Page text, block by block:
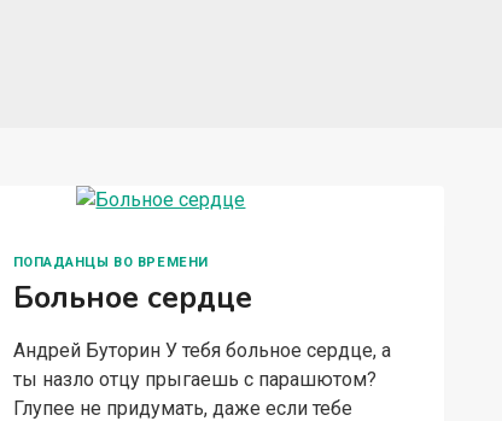
ПОПАДАНЦЫ ВО ВРЕМЕНИ
Больное сердце
Андрей Буторин У тебя больное сердце, а
ты назло отцу прыгаешь с парашютом?
Глупее не придумать, даже если тебе